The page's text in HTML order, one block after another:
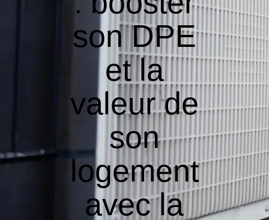
son DPE
et la
valeur de
son
logement
avec la